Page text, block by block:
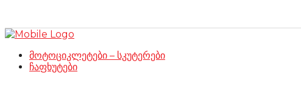
მოტოციკლეტები – სკუტერები
ჩაფხუტები